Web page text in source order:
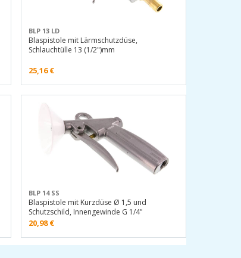
BLP 13 LD
Blaspistole mit Lärmschutzdüse,
Schlauchtülle 13 (1/2")mm
25,16€
BLP 14 SS
Blaspistole mit Kurzdüse Ø 1,5 und
Schutzschild, Innengewinde G 1/4"
20,98€